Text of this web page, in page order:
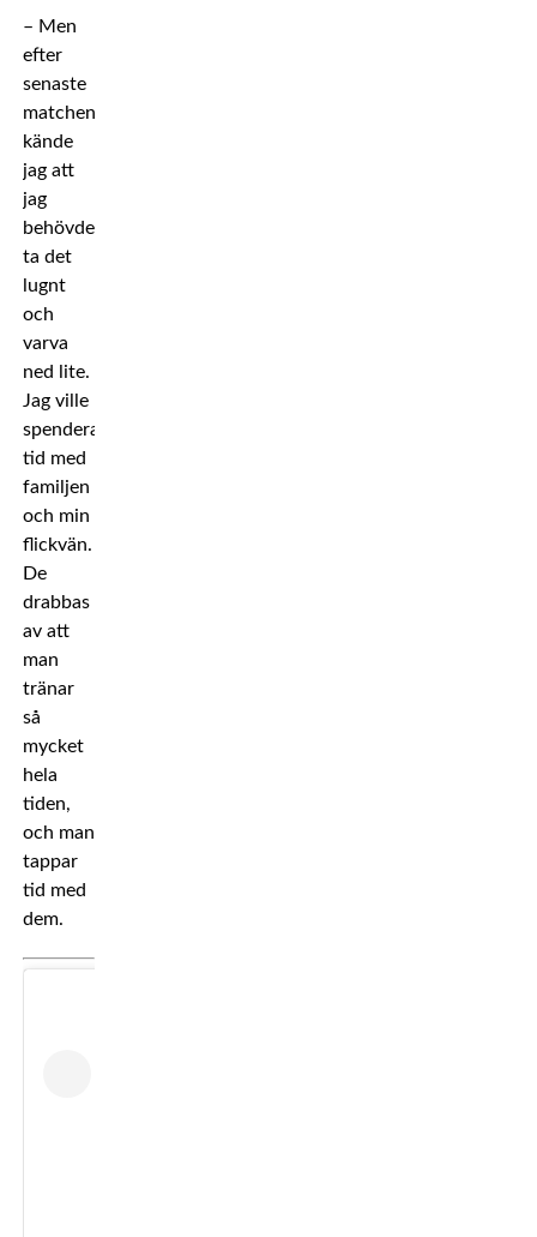
– Men
efter
senaste
matchen
kände
jag att
jag
behövde
ta det
lugnt
och
varva
ned lite.
Jag ville
spendera
tid med
familjen
och min
flickvän.
De
drabbas
av att
man
tränar
så
mycket
hela
tiden,
och man
tappar
tid med
dem.